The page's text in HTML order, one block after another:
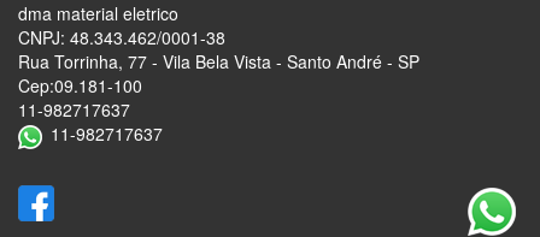
dma material eletrico
CNPJ: 48.343.462/0001-38
Rua Torrinha, 77 - Vila Bela Vista - Santo André - SP
Cep:09.181-100
11-982717637
11-982717637